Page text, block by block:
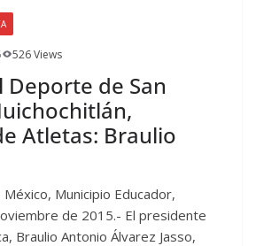
526 Views
Deporte de San
Atletas: Braulio
Municipio Educador,
de 2015.- El presidente
Braulio Antonio Álvarez Jasso,